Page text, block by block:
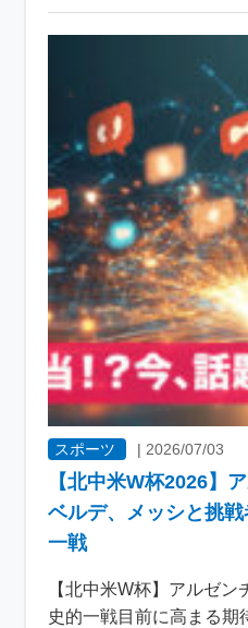
スポーツ |2026/07/03
【北中米W杯2026】
ベルデ、メッシと挑
一戦
【北中米W杯】アルゼ
史的一戦目前に高まる期